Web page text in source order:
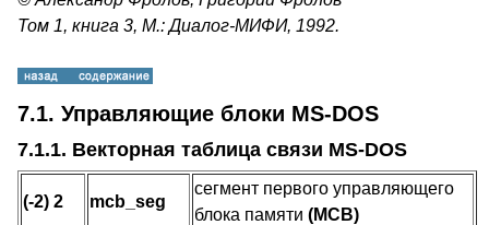
Том 1, книга 3, М.: Диалог-МИФИ, 1992.
7.1. Управляющие блоки MS-DOS
7.1.1. Векторная таблица связи MS-DOS
(-2) 2 mcb_seg
сегмент первого управляющего
блока памяти (MCB)